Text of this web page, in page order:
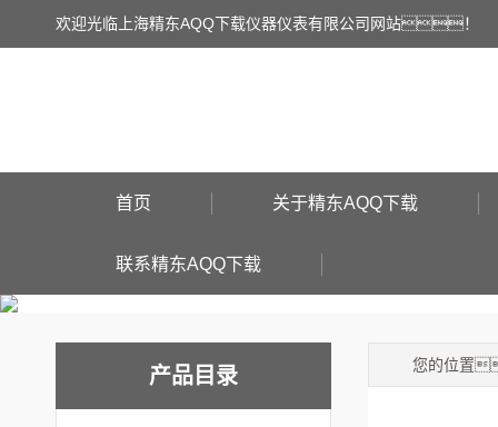
欢迎光临上海精东AQQ下载仪器仪表有限公司网站！
首页 关于精东AQQ下载
联系精东AQQ下载
产品目录 您的位置